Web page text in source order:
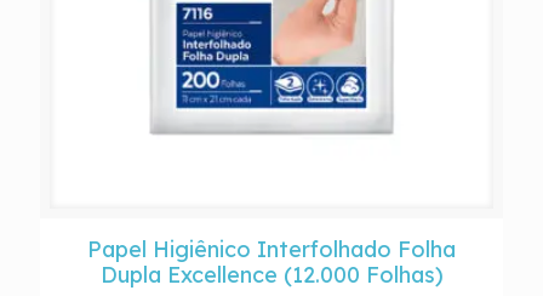
Papel Higiênico Interfolhado Folha
Dupla Excellence (12.000 Folhas)